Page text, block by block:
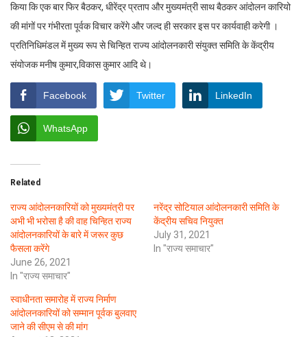
किया कि एक बार फिर बैठकर, धीरेंद्र प्रताप और मुख्यमंत्री साथ बैठकर आंदोलन कारियो
की मांगों पर गंभीरता पूर्वक विचार करेंगे और जल्द ही सरकार इस पर कार्यवाही करेगी ।
प्रतिनिधिमंडल में मुख्य रूप से चिन्हित राज्य आंदोलनकारी संयुक्त समिति के केंद्रीय
संयोजक मनीष कुमार,विकास कुमार आदि थे।
Facebook Twitter LinkedIn
WhatsApp
Related
राज्य आंदोलनकारियों को मुख्यमंत्री पर
अभी भी भरोसा है की वाह चिन्हित राज्य
आंदोलनकारियों के बारे में जरूर कुछ
फैसला करेंगे
June 26, 2021
In "राज्य समाचार"
नरेंद्र सोटियाल आंदोलनकारी समिति के
केंद्रीय सचिव नियुक्त
July 31, 2021
In "राज्य समाचार"
स्वाधीनता समारोह में राज्य निर्माण
आंदोलनकारियों को सम्मान पूर्वक बुलवाए
जाने की सीएम से की मांग